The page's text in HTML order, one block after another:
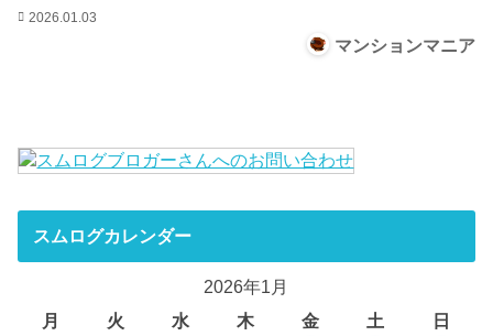
2026.01.03
マンションマニア
スムログカレンダー
2026年1月
月
火 水 木 金 土
日